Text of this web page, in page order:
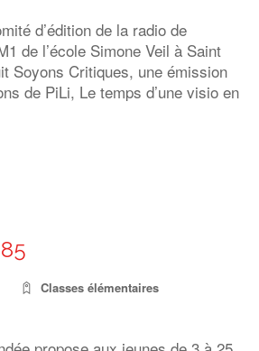
d’édition de la radio de
de l’école Simone Veil à Saint
Soyons Critiques, une émission
de PiLi, Le temps d’une visio en
Classes élémentaires